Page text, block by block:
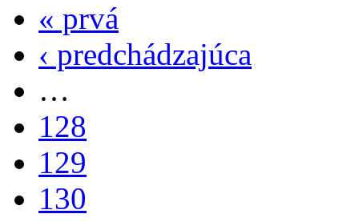
« prvá
‹ predchádzajúca
…
128
129
130